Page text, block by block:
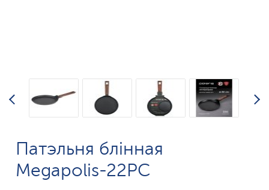
Патэльня блінная
Megapolis-22PC